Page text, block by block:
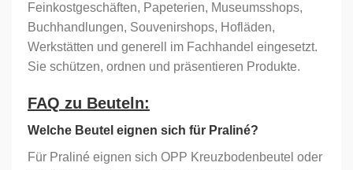
Feinkostgeschäften, Papeterien, Museumsshops,
Buchhandlungen, Souvenirshops, Hofläden,
Werkstätten und generell im Fachhandel eingesetzt.
Sie schützen, ordnen und präsentieren Produkte.
FAQ zu Beuteln:
Welche Beutel eignen sich für Praliné?
Für Praliné eignen sich OPP Kreuzbodenbeutel oder